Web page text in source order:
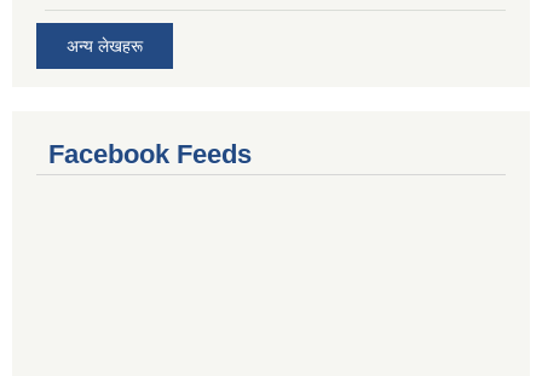
अन्य लेखहरू
Facebook Feeds